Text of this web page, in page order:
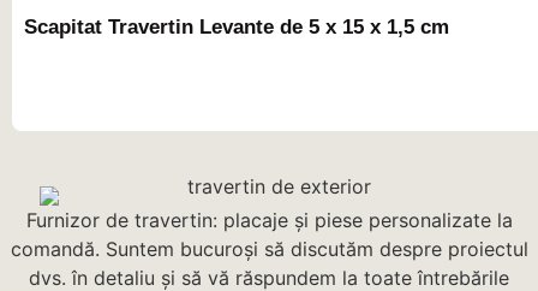
Scapitat Travertin Levante de 5 x 15 x 1,5 cm
Furnizor de travertin: placaje și piese personalizate la
comandă. Suntem bucuroși să discutăm despre proiectul
dvs. în detaliu și să vă răspundem la toate întrebările